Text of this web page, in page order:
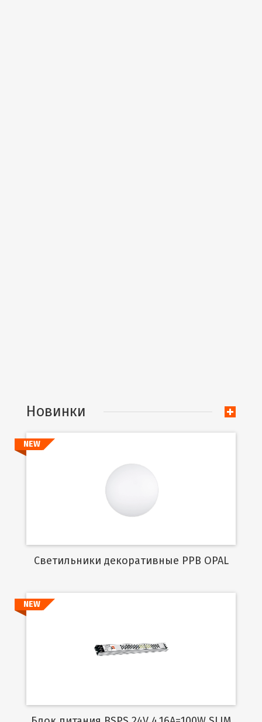
Новинки
NEW
Cветильники декоративные PPB OPAL
Подробнее
NEW